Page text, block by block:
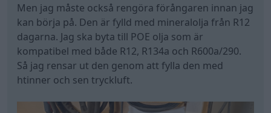
Men jag måste också rengöra förångaren innan jag
kan börja på. Den är fylld med mineralolja från R12
dagarna. Jag ska byta till POE olja som är
kompatibel med både R12, R134a och R600a/290.
Så jag rensar ut den genom att fylla den med
htinner och sen tryckluft.